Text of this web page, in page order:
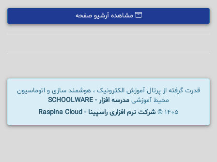
مشاهده آرشیو صفحه
قدرت گرفته از پرتال آموزش الکترونیک ، هوشمند سازی و اتوماسیون
محیط آموزشی مدرسه افزار - SCHOOLWARE
1405 ©
شرکت نرم افزاری راسپینا - Raspina Cloud